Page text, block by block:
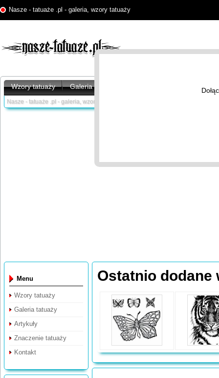
Nasze - tatuaże .pl - galeria, wzory tatuaży
Wzory tatuaży Galeria tatuaży Znaczenie
Nasze - tatuaże .pl - galeria, wzory tatuaży /
Ostatnio dodane
Menu
Wzory tatuaży
Galeria tatuaży
Artykuły
Znaczenie tatuaży
Kontakt